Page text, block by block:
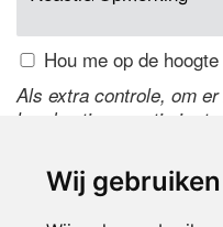
Wij
Hou me op de
Als extra controle, om
handmatige reactie is,
de code te wijzigen.